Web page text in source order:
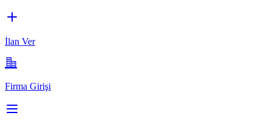
İlan Ver
Firma Girişi